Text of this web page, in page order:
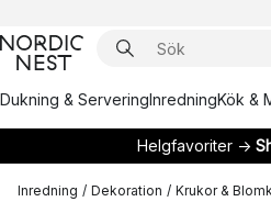
Dukning & ServeringInredningKök &
Helgfavoriter →
Inredning / Dekoration / Krukor &